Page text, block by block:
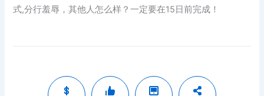
式,分行羞辱，其他人怎么样？一定要在15日前完成！